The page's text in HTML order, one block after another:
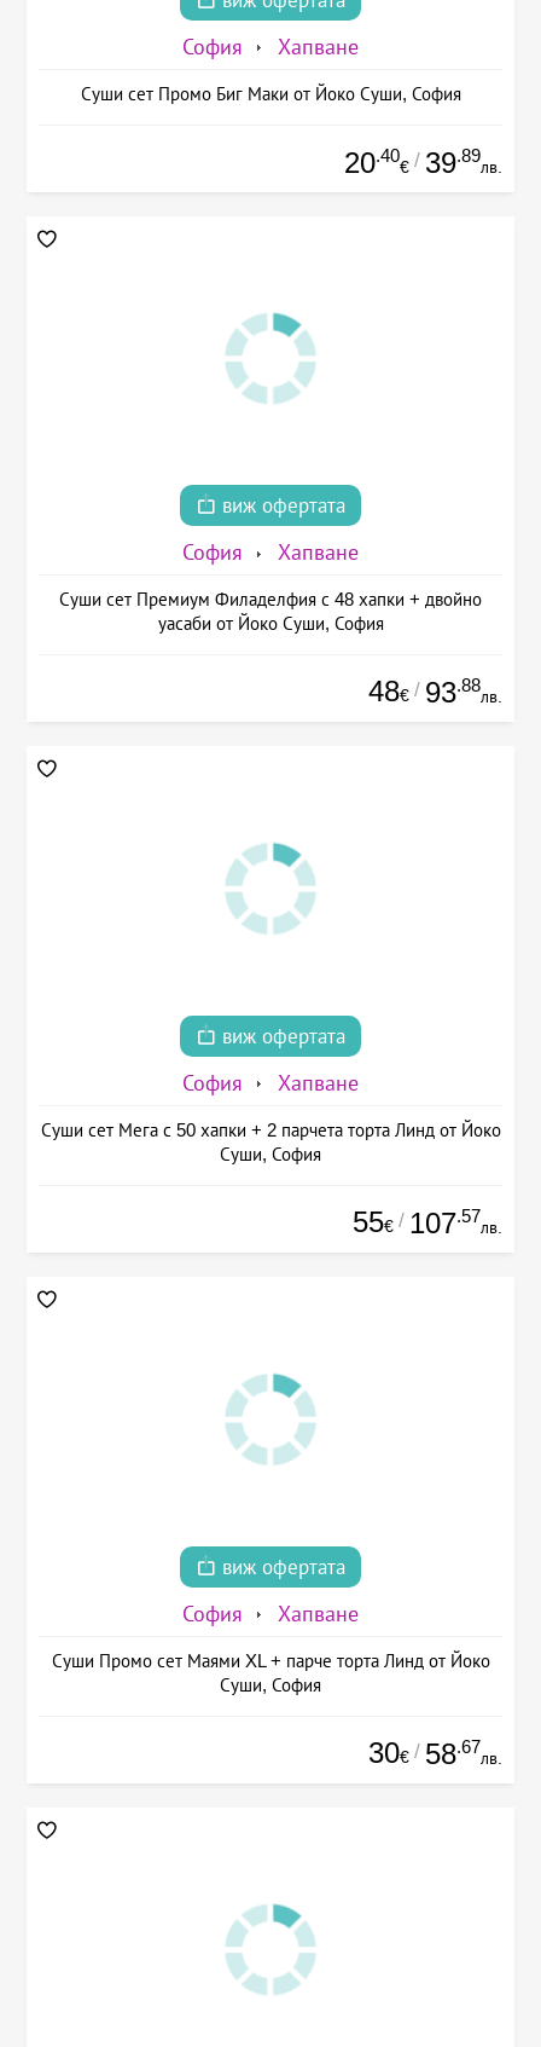
София Хапване
Суши сет Промо Биг Маки от Йоко Суши, София
20.40
€ / 39.89
лв.
виж офертата
София Хапване
Суши сет Премиум Филаделфия с 48 хапки + двойно
уасаби от Йоко Суши, София
48€ / 93.88
лв.
виж офертата
София Хапване
Суши сет Мега с 50 хапки + 2 парчета торта Линд от Йоко
Суши, София
55€ / 107.57
лв.
виж офертата
София Хапване
Суши Промо сет Маями XL + парче торта Линд от Йоко
Суши, София
30€ / 58.67
лв.